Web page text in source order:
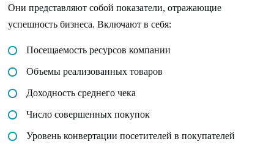
Они представляют собой показатели, отражающие
успешность бизнеса. Включают в себя:
Посещаемость ресурсов компании
Объемы реализованных товаров
Доходность среднего чека
Число совершенных покупок
Уровень конвертации посетителей в покупателей